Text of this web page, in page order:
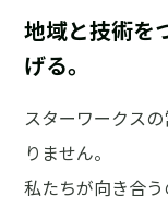
地域と技術を
げる。
スターワークス
りません。
私たちが向き合